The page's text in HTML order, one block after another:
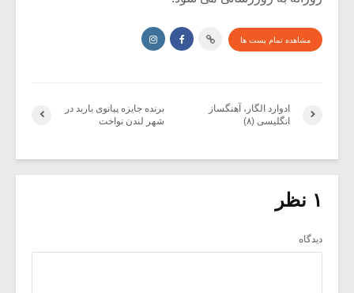
مشاهده تمام پست ها
برنده جایزه پیانوی باربد در
شهر لندن نواخت
ادوارد الگار، آهنگساز
انگلیسی (۸)
۱ نظر
دیدگاه